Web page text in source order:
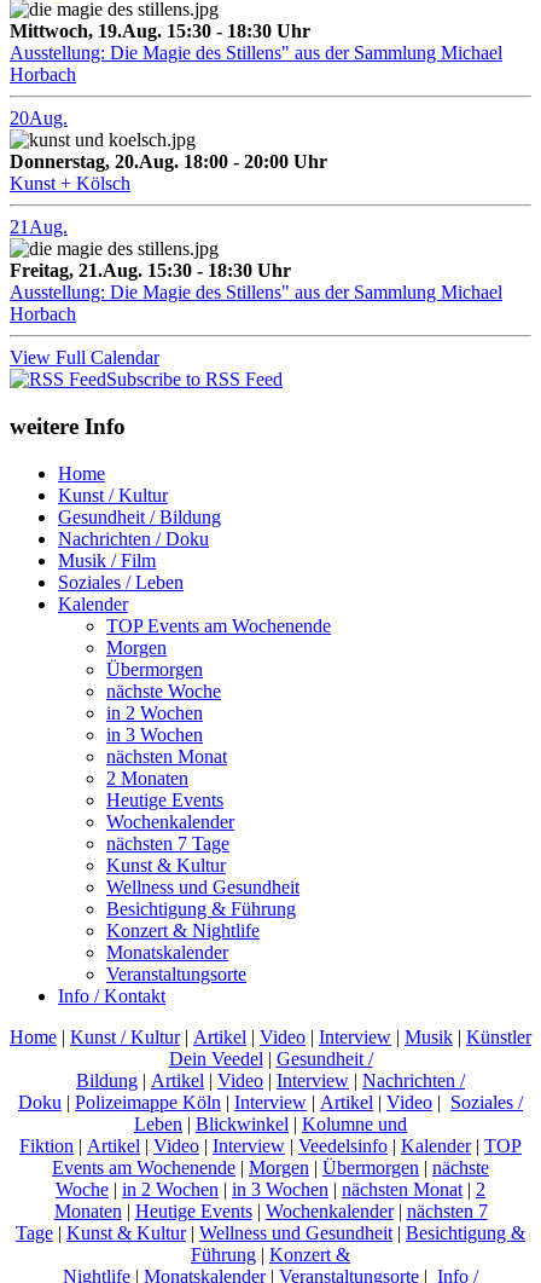
Mittwoch, 19.Aug. 15:30 - 18:30 Uhr
Ausstellung: Die Magie des Stillens" aus der Sammlung Michael
Horbach
20Aug.
Donnerstag, 20.Aug. 18:00 - 20:00 Uhr
Kunst + Kölsch
21 Aug.
Freitag, 21.Aug. 15:30 - 18:30 Uhr
Ausstellung: Die Magie des Stillens" aus der Sammlung Michael
Horbach
View Full Calendar
Subscribe to RSS Feed
weitere Info
Home
Kunst / Kultur
Gesundheit / Bildung
Nachrichten / Doku
Musik / Film
Soziales / Leben
Kalender
TOP Events am Wochenende
Morgen
Übermorgen
nächste Woche
in 2 Wochen
in 3 Wochen
nächsten Monat
2 Monaten
Heutige Events
Wochenkalender
nächsten 7 Tage
Kunst & Kultur
Wellness und Gesundheit
Besichtigung & Führung
Konzert & Nightlife
Monatskalender
Veranstaltungsorte
Info / Kontakt
Home | Kunst / Kultur| Artikel | Video | Interview | Musik | Künstler
Dein Veedel | Gesundheit /
Bildung | Artikel | Video | Interview | Nachrichten /
Doku | Polizeimappe Köln | Interview | Artikel | Video | Soziales /
Leben | Blickwinkel | Kolumne und
Fiktion | Artikel | Video | Interview | Veedelsinfo | Kalender| TOP
Events am Wochenende | Morgen | Übermorgen | nächste
Woche | in 2 Wochen | in 3 Wochen | nächsten Monat | 2
Monaten | Heutige Events| Wochenkalender| nächsten 7
Tage | Kunst & Kultur| Wellness und Gesundheit | Besichtigung &
Führung | Konzert &
Nightlife | Monatskalender| Veranstaltungsorte | Info /